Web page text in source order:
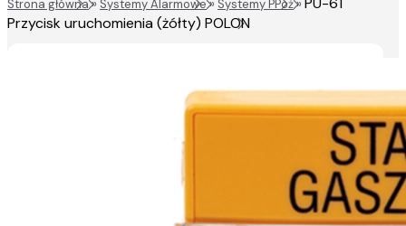
Strona główna» Systemy Alarmowe» Systemy PPoż»
Przycisk uruchomienia (żółty) POLON